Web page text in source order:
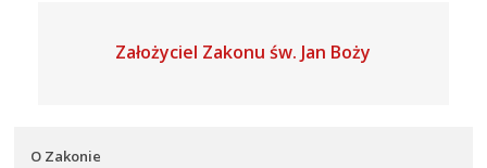
Założyciel Zakonu św. Jan Boży
O Zakonie